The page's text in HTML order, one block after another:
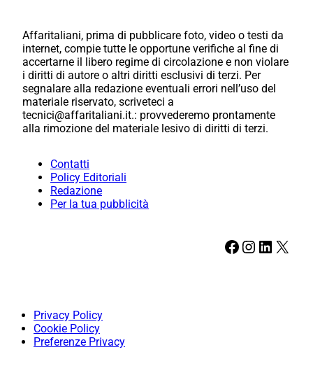
Affaritaliani, prima di pubblicare foto, video o testi da
internet, compie tutte le opportune verifiche al fine di
accertarne il libero regime di circolazione e non violare
i diritti di autore o altri diritti esclusivi di terzi. Per
segnalare alla redazione eventuali errori nell’uso del
materiale riservato, scriveteci a
tecnici@affaritaliani.it.: provvederemo prontamente
alla rimozione del materiale lesivo di diritti di terzi.
Contatti
Policy Editoriali
Redazione
Per la tua pubblicità
Facebook Instagram LinkedIn X
Privacy Policy
Cookie Policy
Preferenze Privacy